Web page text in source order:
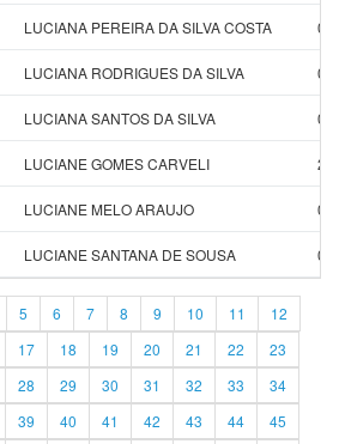
LUCIANA PEREIRA DA SILVA COSTA
LUCIANA RODRIGUES DA SILVA
LUCIANA SANTOS DA SILVA
LUCIANE GOMES CARVELI
LUCIANE MELO ARAUJO
LUCIANE SANTANA DE SOUSA
5 6 7 8 9 10 11
12
17 18 19 20 21 22
23
28 29 30 31 32 33
34
39 40 41 42 43 44
45